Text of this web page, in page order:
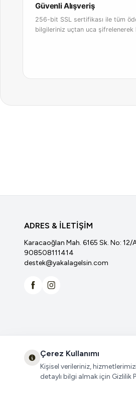
Güvenli Alışveriş
256-bit SSL sertifikası ile tüm
bilgileriniz uçtan uca şifrelenerek
ADRES & İLETİŞİM
Karacaoğlan Mah. 6165 Sk. No: 12/
908508111414
destek@yakalagelsin.com
Facebookİnstagram
Çerez Kullanımı
Kişisel verileriniz,
detaylı bilgi almak için Gizlilik